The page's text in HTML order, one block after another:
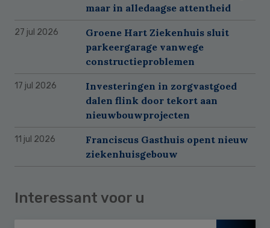
maar in alledaagse attentheid
27 jul 2026
Groene Hart Ziekenhuis sluit
parkeergarage vanwege
constructieproblemen
17 jul 2026
Investeringen in zorgvastgoed
dalen flink door tekort aan
nieuwbouwprojecten
11 jul 2026
Franciscus Gasthuis opent nieuw
ziekenhuisgebouw
Interessant voor u